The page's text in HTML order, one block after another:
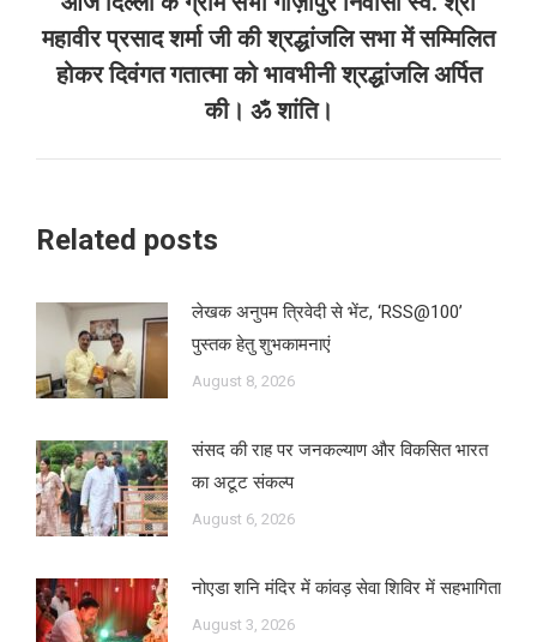
Next
post:
महावीर प्रसाद शर्मा जी की श्रद्धांजलि सभा में सम्मिलित
होकर दिवंगत गतात्मा को भावभीनी श्रद्धांजलि अर्पित
की। ॐ शांति।
Related posts
लेखक अनुपम त्रिवेदी से भेंट, ‘RSS@100’
पुस्तक हेतु शुभकामनाएं
August 8, 2026
संसद की राह पर जनकल्याण और विकसित भारत
का अटूट संकल्प
August 6, 2026
नोएडा शनि मंदिर में कांवड़ सेवा शिविर में सहभागिता
August 3, 2026